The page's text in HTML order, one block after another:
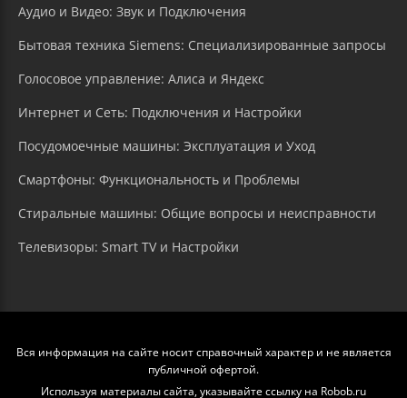
Аудио и Видео: Звук и Подключения
Бытовая техника Siemens: Специализированные запросы
Голосовое управление: Алиса и Яндекс
Интернет и Сеть: Подключения и Настройки
Посудомоечные машины: Эксплуатация и Уход
Смартфоны: Функциональность и Проблемы
Стиральные машины: Общие вопросы и неисправности
Телевизоры: Smart TV и Настройки
Вся информация на сайте носит справочный характер и не является
публичной офертой.
Используя материалы сайта, указывайте ссылку на Robob.ru